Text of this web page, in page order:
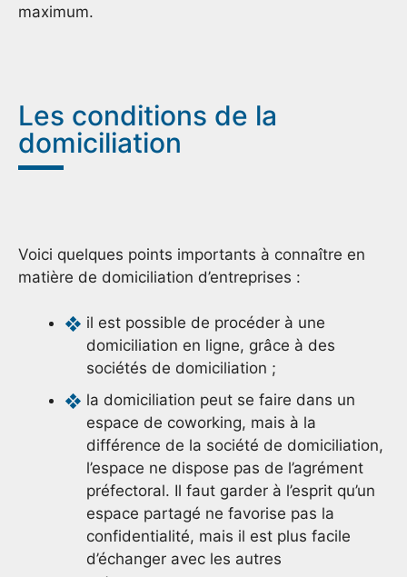
maximum.
Les conditions de la
domiciliation
Voici quelques points importants à connaître en
matière de domiciliation d’entreprises :
il est possible de procéder à une
domiciliation en ligne, grâce à des
sociétés de domiciliation ;
la domiciliation peut se faire dans un
espace de coworking, mais à la
différence de la société de domiciliation,
l’espace ne dispose pas de l’agrément
préfectoral. Il faut garder à l’esprit qu’un
espace partagé ne favorise pas la
confidentialité, mais il est plus facile
d’échanger avec les autres